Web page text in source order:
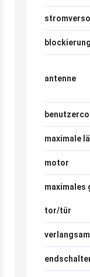
blockierung
antenne
maximale
motor
maximales
tor/tür